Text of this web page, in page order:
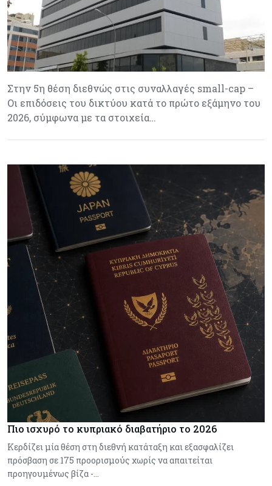
Στην 5η θέση διεθνώς στις συναλλαγές small-cap –
Οι επιδόσεις του δικτύου κατά το πρώτο εξάμηνο του
2026, σύμφωνα με τα στοιχεία…
Πιο ισχυρό το κυπριακό διαβατήριο το 2026
Κερδίζει μία θέση στη διεθνή κατάταξη και εξασφαλίζει
πρόσβαση σε 175 προορισμούς χωρίς να απαιτείται
προηγουμένως βίζα -…